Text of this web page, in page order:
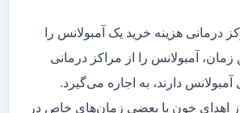
هزینه خرید یک آمبولانس را
زمان، آمبولانس را از مراکز درمانی
دارند، به اجاره می‌گیرد.
اهدای خون یا بعضی زمان‌های خاص در